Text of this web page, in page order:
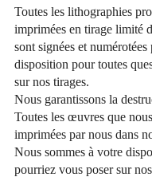
Toutes les lithographies
imprimées en tirage limité
sont signées et
disposition pour toutes
sur nos tirages.
Nous garantissons la
Toutes les œuvres que
imprimées par nous dans
Nous sommes à votre
pourriez vous poser sur